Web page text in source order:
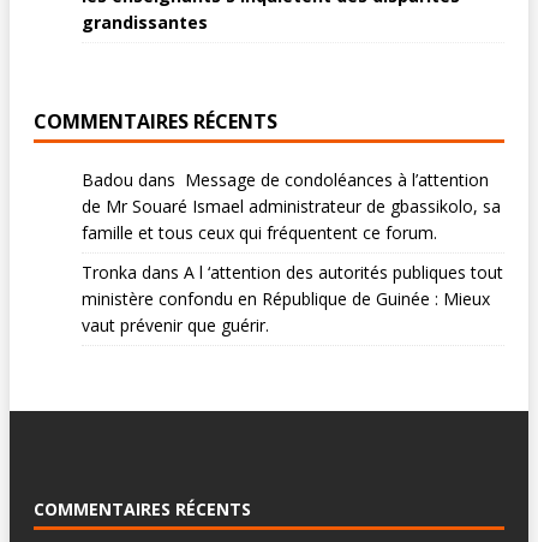
grandissantes
COMMENTAIRES RÉCENTS
Badou dans Message de condoléances à l’attention
de Mr Souaré Ismael administrateur de gbassikolo, sa
famille et tous ceux qui fréquentent ce forum.
Tronka dans A l ‘attention des autorités publiques tout
ministère confondu en République de Guinée : Mieux
vaut prévenir que guérir.
COMMENTAIRES RÉCENTS